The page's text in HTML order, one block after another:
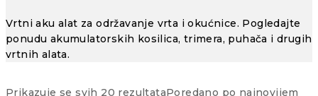
Vrtni aku alat za održavanje vrta i okućnice. Pogledajte
ponudu akumulatorskih kosilica, trimera, puhača i drugih
vrtnih alata.
Prikazuje se svih 20 rezultataPoredano po najnovijem